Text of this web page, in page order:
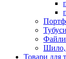
Файли
Шило,
Товари для